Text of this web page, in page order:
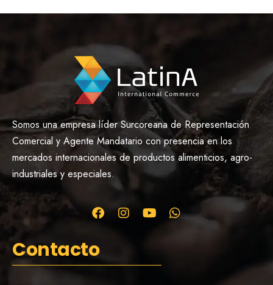
Somos una empresa líder Surcoreana de Representación
Comercial y Agente Mandatario con presencia en los
mercados internacionales de productos alimenticios, agro-
industriales y especiales.
Contacto